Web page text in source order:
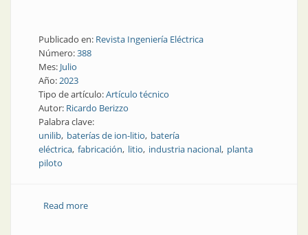
Publicado en: Revista Ingeniería Eléctrica
Número:388
Mes: Julio
Año:2023
Tipo de artículo:Artículo técnico
Autor: Ricardo Berizzo
Palabra clave:
unilib baterías de ion-litio batería
eléctrica fabricación litio industria nacional planta
piloto
Read moreabout Producción nacional de celdas y baterías de